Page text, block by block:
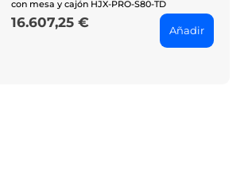
con mesa y cajón HJX-PRO-S80-TD
Price
16.607,25 €
Añadir